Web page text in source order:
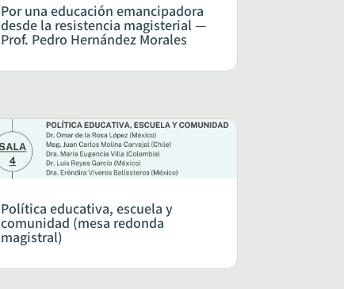
Por una educación emancipadora
desde la resistencia magisterial —
Prof. Pedro Hernández Morales
Política educativa, escuela y
comunidad (mesa redonda
magistral)